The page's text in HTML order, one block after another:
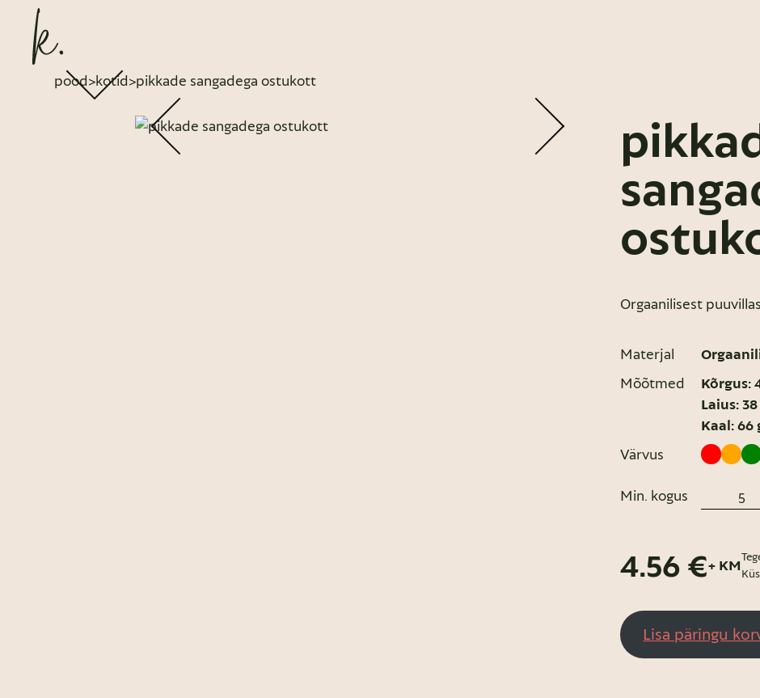
pood >kotid >pikkade sangadega ostukott
Orgaanilisest
Materjal
Mõõtmed
Kõrgus:
Laius:
Kaal: 66
Värvus
Min. kogus
4.56 €+ KM
Lisa päringu